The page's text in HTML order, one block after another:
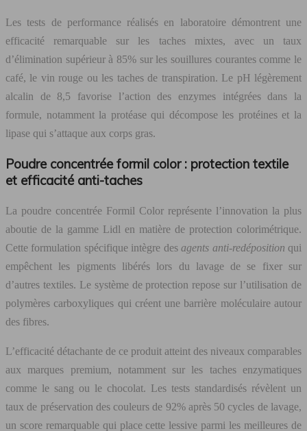
Les tests de performance réalisés en laboratoire démontrent une
efficacité remarquable sur les taches mixtes, avec un taux
d’élimination supérieur à 85% sur les souillures courantes comme le
café, le vin rouge ou les taches de transpiration. Le pH légèrement
alcalin de 8,5 favorise l’action des enzymes intégrées dans la
formule, notamment la protéase qui décompose les protéines et la
lipase qui s’attaque aux corps gras.
Poudre concentrée formil color : protection textile
et efficacité anti-taches
La poudre concentrée Formil Color représente l’innovation la plus
aboutie de la gamme Lidl en matière de protection colorimétrique.
Cette formulation spécifique intègre desagents anti-redépositionqui
empêchent les pigments libérés lors du lavage de se fixer sur
d’autres textiles. Le système de protection repose sur l’utilisation de
polymères carboxyliques qui créent une barrière moléculaire autour
des fibres.
L’efficacité détachante de ce produit atteint des niveaux comparables
aux marques premium, notamment sur les taches enzymatiques
comme le sang ou le chocolat. Les tests standardisés révèlent un
taux de préservation des couleurs de 92% après 50 cycles de lavage,
un score remarquable qui place cette lessive parmi les meilleures de